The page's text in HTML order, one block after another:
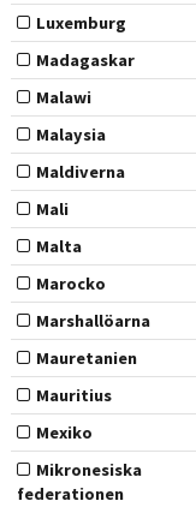
Luxemburg
Madagaskar
Malawi
Malaysia
Maldiverna
Mali
Malta
Marocko
Marshallöarna
Mauretanien
Mauritius
Mexiko
Mikronesiska
federationen